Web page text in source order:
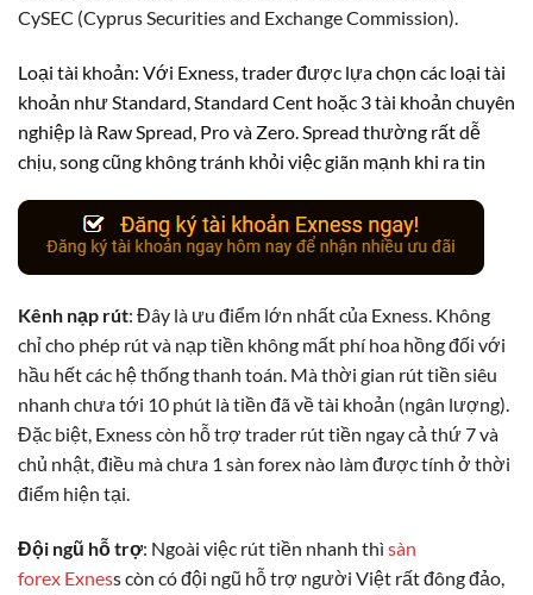
CySEC (Cyprus Securities and Exchange Commission).
Loại tài khoản: Với Exness, trader được lựa chọn các loại tài
khoản như Standard, Standard Cent hoặc 3 tài khoản chuyên
nghiệp là Raw Spread, Pro và Zero. Spread thường rất dễ
chịu, song cũng không tránh khỏi việc giãn mạnh khi ra tin
Kênh nạp rút: Đây là ưu điểm lớn nhất của Exness. Không
chỉ cho phép rút và nạp tiền không mất phí hoa hồng đối với
hầu hết các hệ thống thanh toán. Mà thời gian rút tiền siêu
nhanh chưa tới 10 phút là tiền đã về tài khoản (ngân lượng).
Đặc biệt, Exness còn hỗ trợ trader rút tiền ngay cả thứ 7 và
chủ nhật, điều mà chưa 1 sàn forex nào làm được tính ở thời
điểm hiện tại.
Đội ngũ hỗ trợ: Ngoài việc rút tiền nhanh thì sàn
forex Exness còn có đội ngũ hỗ trợ người Việt rất đông đảo,